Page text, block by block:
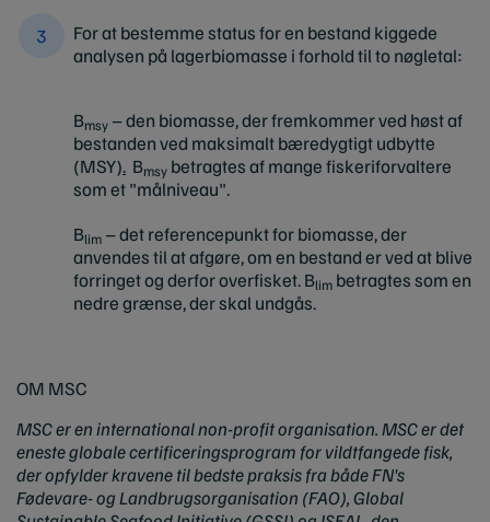
For at bestemme status for en bestand kiggede
analysen på lagerbiomasse i forhold til to nøgletal:
Bmsy – den biomasse, der fremkommer ved høst af
bestanden ved maksimalt bæredygtigt udbytte
(MSY). Bmsy betragtes af mange fiskeriforvaltere
som et "målniveau".
Blim – det referencepunkt for biomasse, der
anvendes til at afgøre, om en bestand er ved at blive
forringet og derfor overfisket. Blim betragtes som en
nedre grænse, der skal undgås.
OM MSC
MSC er en international non-profit organisation. MSC er det
eneste globale certificeringsprogram for vildtfangede fisk,
der opfylder kravene til bedste praksis fra både FN's
Fødevare- og Landbrugsorganisation (FAO), Global